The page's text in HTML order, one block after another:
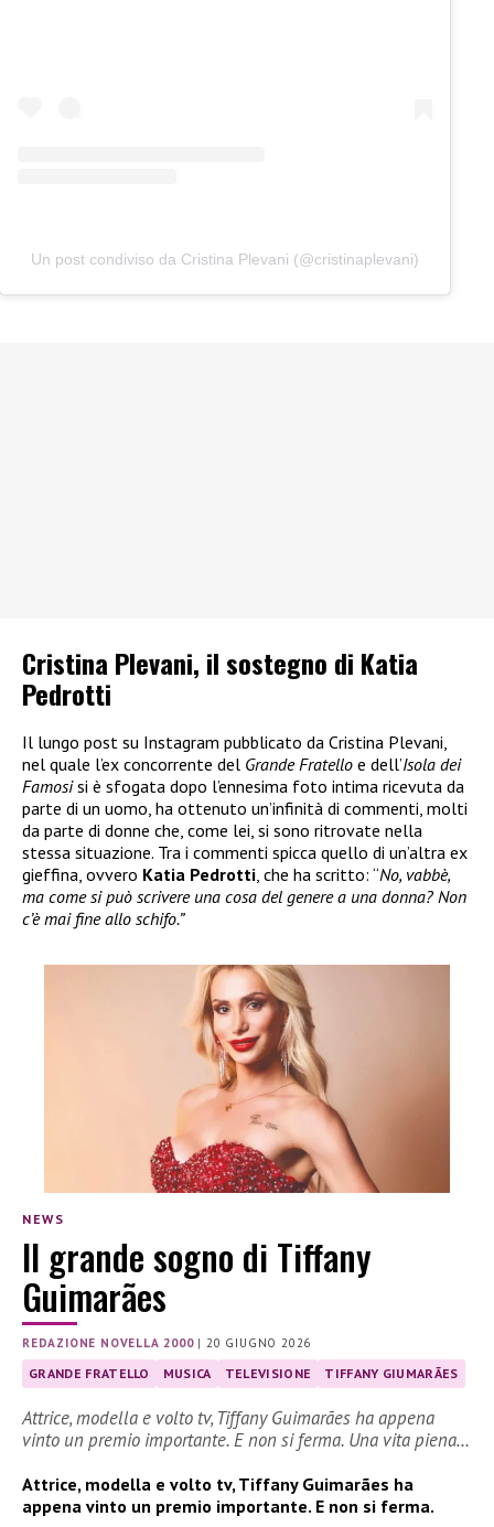
Un post condiviso da Cristina Plevani (@cristinaplevani)
Cristina Plevani, il sostegno di Katia
Pedrotti
Il lungo post su Instagram pubblicato da Cristina Plevani,
nel quale l’ex concorrente del Grande Fratello e dell’Isola dei
Famosisi è sfogata dopo l’ennesima foto intima ricevuta da
parte di un uomo, ha ottenuto un’infinità di commenti, molti
da parte di donne che, come lei, si sono ritrovate nella
stessa situazione. Tra i commenti spicca quello di un’altra ex
gieffina, ovvero Katia Pedrotti, che ha scritto: “No, vabbè,
ma come si può scrivere una cosa del genere a una donna? Non
c’è mai fine allo schifo.”
NEWS
Il grande sogno di Tiffany
Guimarães
REDAZIONE NOVELLA 2000|20 GIUGNO 2026
GRANDE FRATELLO MUSICA TELEVISIONE TIFFANY GIUMARÃES
Attrice, modella e volto tv, Tiffany Guimarães ha appena
vinto un premio importante. E non si ferma. Una vita piena…
Attrice, modella e volto tv, Tiffany Guimarães ha
appena vinto un premio importante. E non si ferma.